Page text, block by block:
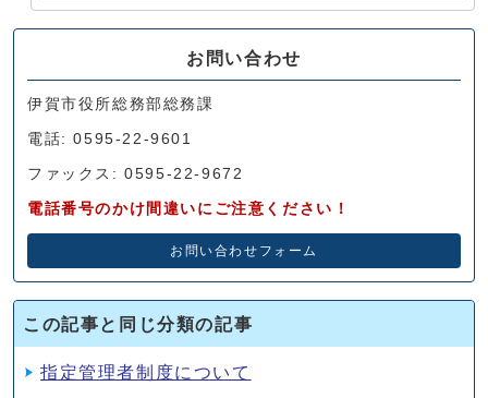
お問い合わせ
伊賀市役所総務部総務課
電話: 0595-22-9601
ファックス: 0595-22-9672
電話番号のかけ間違いにご注意ください！
お問い合わせフォーム
この記事と同じ分類の記事
指定管理者制度について